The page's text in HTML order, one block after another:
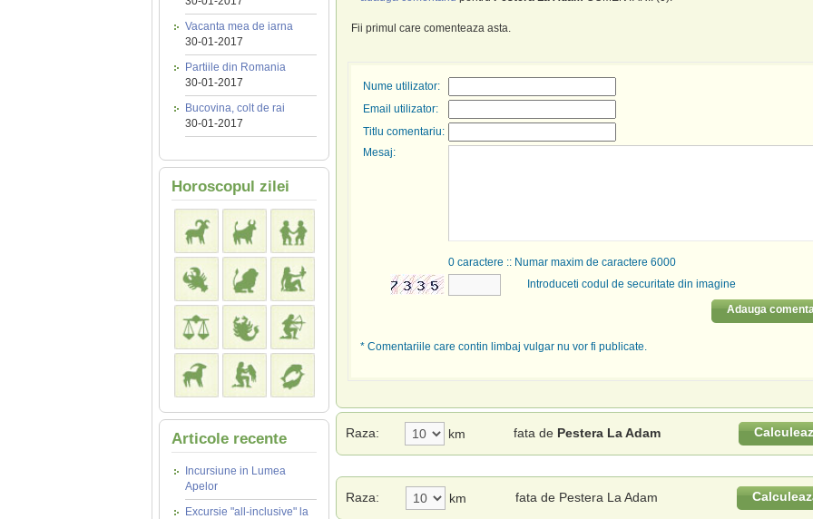
Vacanta mea de iarna
30-01-2017
Partiile din Romania
30-01-2017
Bucovina, colt de rai
30-01-2017
Horoscopul zilei
Articole recente
Incursiune in Lumea
Apelor
Excursie "all-inclusive" la
Fii primul care comenteaza asta.
Nume utilizator:
Email utilizator:
Titlu comentariu:
Mesaj:
0caractere :: Numar maxim de caractere 6000
Introduceti codul de securitate din imagine
Adauga
* Comentariile care contin limbaj vulgar nu vor fi publicate.
Raza: km fata de Pestera La Adam
Raza: km fata de Pestera La Adam